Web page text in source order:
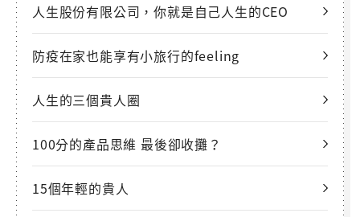
人生股份有限公司，你就是自己人生的CEO
防疫在家也能享有小旅行的feeling
人生的三個貴人圈
100分的產品思維 最後卻收攤？
15個年輕的貴人